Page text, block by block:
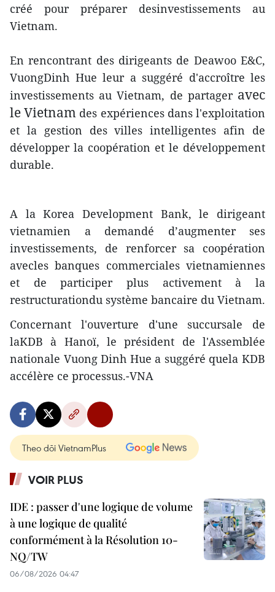
créé pour préparer desinvestissements au
Vietnam.
En rencontrant des dirigeants de Deawoo E&C,
VuongDinh Hue leur a suggéré d'accroître les
investissements au Vietnam, de partager avec
le Vietnam des expériences dans l'exploitation
et la gestion des villes intelligentes afin de
développer la coopération et le développement
durable.
A la Korea Development Bank, le dirigeant
vietnamien a demandé d’augmenter ses
investissements, de renforcer sa coopération
avecles banques commerciales vietnamiennes
et de participer plus activement à la
restructurationdu système bancaire du Vietnam.
Concernant l'ouverture d'une succursale de
laKDB à Hanoï, le président de l'Assemblée
nationale Vuong Dinh Hue a suggéré quela KDB
accélère ce processus.-VNA
Theo dõi VietnamPlus
VOIR PLUS
IDE : passer d'une logique de volume
à une logique de qualité
conformément à la Résolution 10-
NQ/TW
06/08/2026 04:47